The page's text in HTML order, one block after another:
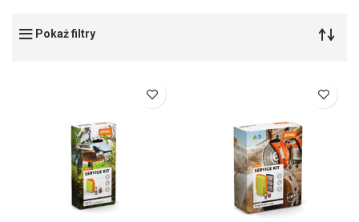
Pokaż filtry